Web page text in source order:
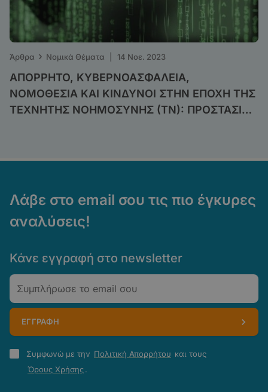
Άρθρα › Νομικά Θέματα 14 Νοε. 2023
ΑΠΟΡΡΗΤΟ, ΚΥΒΕΡΝΟΑΣΦΑΛΕΙΑ,
ΝΟΜΟΘΕΣΙΑ ΚΑΙ ΚΙΝΔΥΝΟΙ ΣΤΗΝ ΕΠΟΧΗ ΤΗΣ
ΤΕΧΝΗΤΗΣ ΝΟΗΜΟΣΥΝΗΣ (ΤΝ): ΠΡΟΣΤΑΣΙΑ
Λάβε στο email σου τις πιο έγκυρες
αναλύσεις!
Κάνε εγγραφή στο newsletter
Email
ΕΓΓΡΑΦΗ
Πολιτική
Απορρήτου
Συμφωνώ με την Πολιτική Απορρήτου και τους
Όρους Χρήσης.